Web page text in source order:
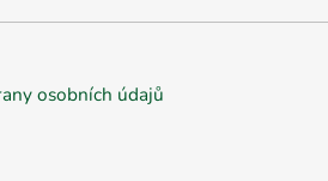
osobních údajů